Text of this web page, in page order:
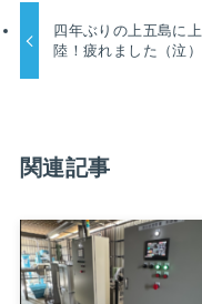
四年ぶりの上五島に上
陸！疲れました（泣）
関連記事